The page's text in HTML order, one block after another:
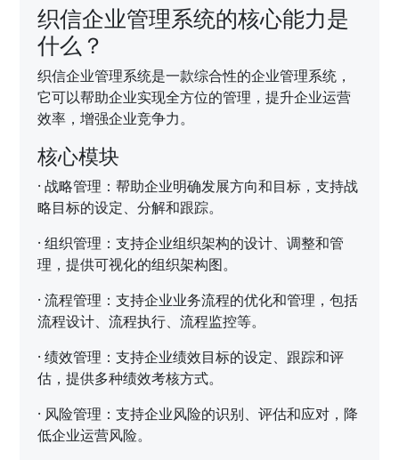
织信企业管理系统的核心能力是
什么？
织信企业管理系统是一款综合性的企业管理系统，
它可以帮助企业实现全方位的管理，提升企业运营
效率，增强企业竞争力。
核心模块
·战略管理：帮助企业明确发展方向和目标，支持战
略目标的设定、分解和跟踪。
·组织管理：支持企业组织架构的设计、调整和管
理，提供可视化的组织架构图。
·流程管理：支持企业业务流程的优化和管理，包括
流程设计、流程执行、流程监控等。
·绩效管理：支持企业绩效目标的设定、跟踪和评
估，提供多种绩效考核方式。
· 风险管理：支持企业风险的识别、评估和应对，降
低企业运营风险。